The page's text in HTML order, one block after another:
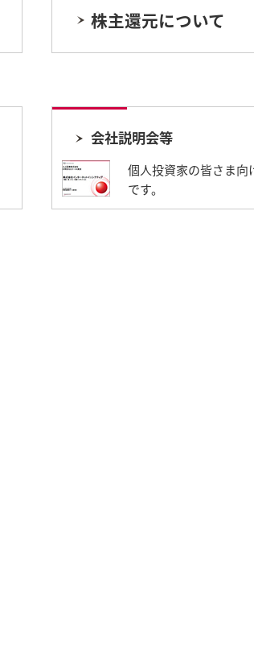
株主還元について
会社説明会等
個人投資家の皆さま向
です。